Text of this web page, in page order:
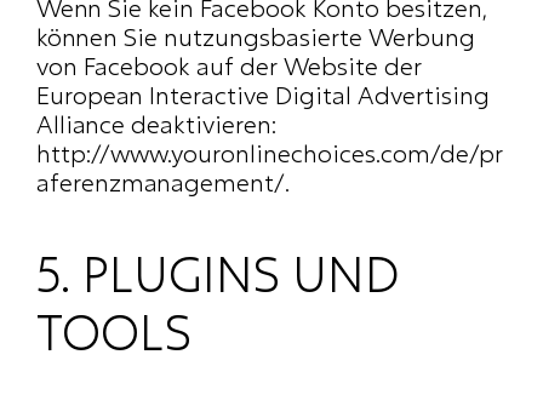
Wenn Sie kein Facebook Konto besitzen,
können Sie nutzungsbasierte Werbung
von Facebook auf der Website der
European Interactive Digital Advertising
http://www.youronlinechoices.com/de/pr
aferenzmanagement/.
5. PLUGINS UND
TOOLS